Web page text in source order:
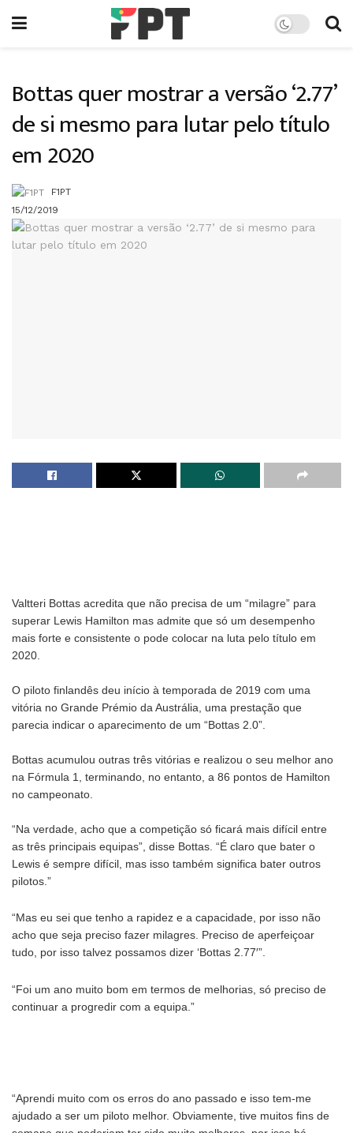
Bottas quer mostrar a versão ‘2.77’
de si mesmo para lutar pelo título
em 2020
F1PT
15/12/2019
Valtteri Bottas acredita que não precisa de um “milagre” para
superar Lewis Hamilton mas admite que só um desempenho
mais forte e consistente o pode colocar na luta pelo título em
2020.
O piloto finlandês deu início à temporada de 2019 com uma
vitória no Grande Prémio da Austrália, uma prestação que
parecia indicar o aparecimento de um “Bottas 2.0”.
Bottas acumulou outras três vitórias e realizou o seu melhor ano
na Fórmula 1, terminando, no entanto, a 86 pontos de Hamilton
no campeonato.
“Na verdade, acho que a competição só ficará mais difícil entre
as três principais equipas”, disse Bottas. “É claro que bater o
Lewis é sempre difícil, mas isso também significa bater outros
pilotos.”
“Mas eu sei que tenho a rapidez e a capacidade, por isso não
acho que seja preciso fazer milagres. Preciso de aperfeiçoar
tudo, por isso talvez possamos dizer ‘Bottas 2.77′”.
“Foi um ano muito bom em termos de melhorias, só preciso de
continuar a progredir com a equipa.”
“Aprendi muito com os erros do ano passado e isso tem-me
ajudado a ser um piloto melhor. Obviamente, tive muitos fins de